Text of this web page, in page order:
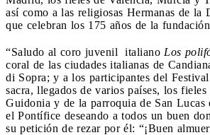
así como a las religiosas Hermanas de la
que celebran los 175 años de la
“Saludo al coro juvenil italiano Los
coral de las ciudades italianas de
di Sopra; y a los participantes del
sacra, llegados de varios países, los
Guidonia y de la parroquia de San Lucas
el Pontífice deseando a todos un buen
su petición de rezar por él: “¡Buen